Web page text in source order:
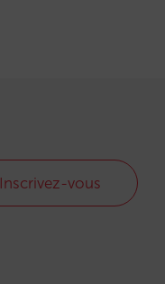
Inscrivez-vous